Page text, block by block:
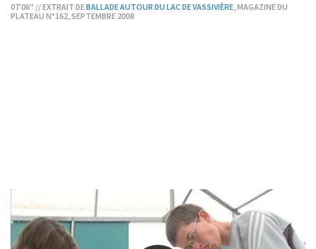
07'06'' // EXTRAIT DEBALLADE AUTOUR DU LAC DE VASSIVIÈRE , MAGAZINE DU
PLATEAU N°162, SEPTEMBRE 2008
Des sculpteurs belges en résidence sont venus partager
leur passion et participer à une semaine du bois
organisée par l’association Les amis de Vidaillat.